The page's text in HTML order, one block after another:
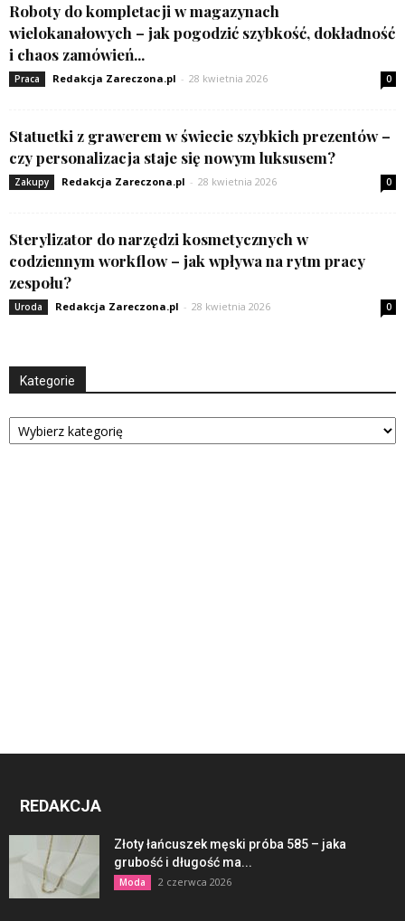
Roboty do kompletacji w magazynach
wielokanałowych – jak pogodzić szybkość, dokładność
i chaos zamówień...
Praca Redakcja Zareczona.pl - 28 kwietnia 2026 0
Statuetki z grawerem w świecie szybkich prezentów –
czy personalizacja staje się nowym luksusem?
Zakupy Redakcja Zareczona.pl - 28 kwietnia 2026 0
Sterylizator do narzędzi kosmetycznych w
codziennym workflow – jak wpływa na rytm pracy
zespołu?
Uroda Redakcja Zareczona.pl - 28 kwietnia 2026 0
Kategorie
Kategorie
REDAKCJA
Złoty łańcuszek męski próba 585 – jaka
grubość i długość ma...
Moda 2 czerwca 2026